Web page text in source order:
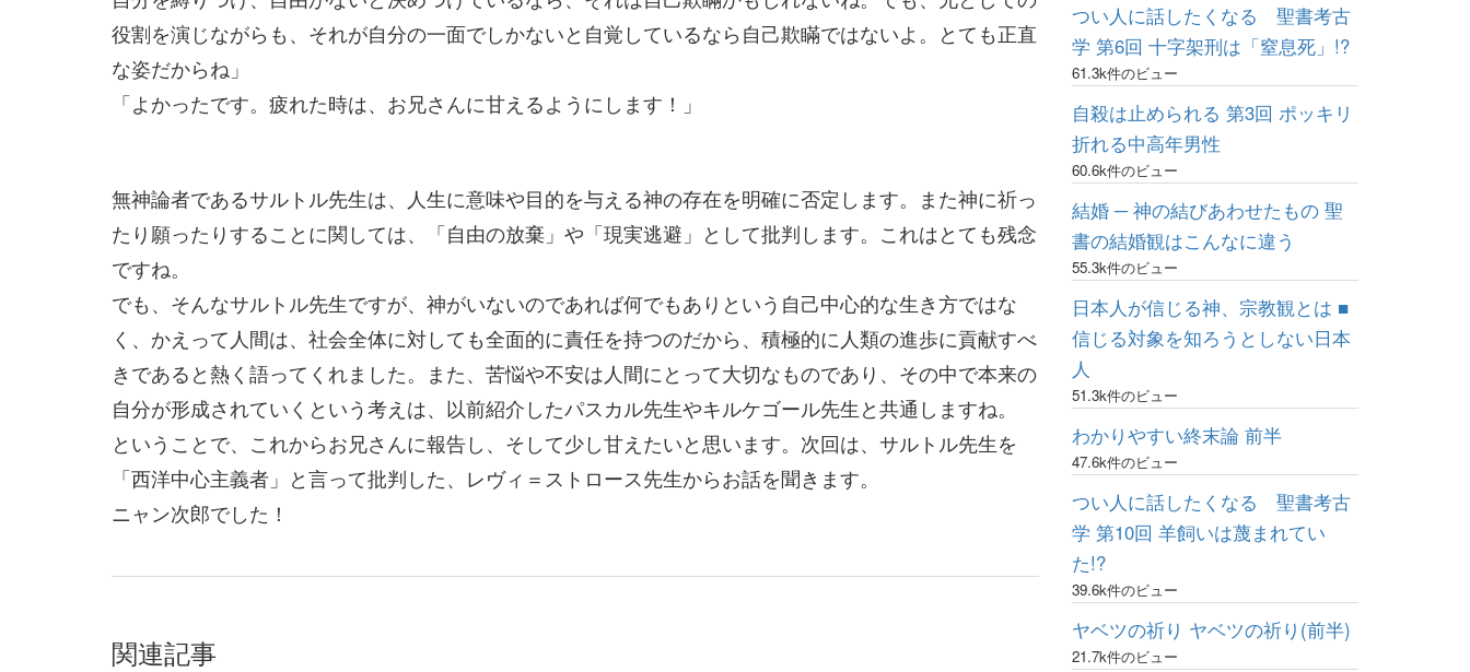
役割を演じながらも、それが自分の一面でしかないと自覚しているなら自己欺瞞ではないよ。とても正直
な姿だからね」
「よかったです。疲れた時は、お兄さんに甘えるようにします！」
無神論者であるサルトル先生は、人生に意味や目的を与える神の存在を明確に否定します。また神に祈っ
たり願ったりすることに関しては、「自由の放棄」や「現実逃避」として批判します。これはとても残念
ですね。
でも、そんなサルトル先生ですが、神がいないのであれば何でもありという自己中心的な生き方ではな
く、かえって人間は、社会全体に対しても全面的に責任を持つのだから、積極的に人類の進歩に貢献すべ
きであると熱く語ってくれました。また、苦悩や不安は人間にとって大切なものであり、その中で本来の
自分が形成されていくという考えは、以前紹介したパスカル先生やキルケゴール先生と共通しますね。
ということで、これからお兄さんに報告し、そして少し甘えたいと思います。次回は、サルトル先生を
「西洋中心主義者」と言って批判した、レヴィ＝ストロース先生からお話を聞きます。
ニャン次郎でした！
関連記事
つい人に話したくなる 聖書考古
学 第6回 十字架刑は「窒息死」!?
61.3k件のビュー
自殺は止められる 第3回 ポッキリ
折れる中高年男性
60.6k件のビュー
結婚 ─ 神の結びあわせたもの 聖
書の結婚観はこんなに違う
55.3k件のビュー
日本人が信じる神、宗教観とは ■
信じる対象を知ろうとしない日本
人
51.3k件のビュー
わかりやすい終末論 前半
47.6k件のビュー
つい人に話したくなる 聖書考古
学 第10回 羊飼いは蔑まれてい
た!?
39.6k件のビュー
ヤベツの祈り ヤベツの祈り(前半)
21.7k件のビュー